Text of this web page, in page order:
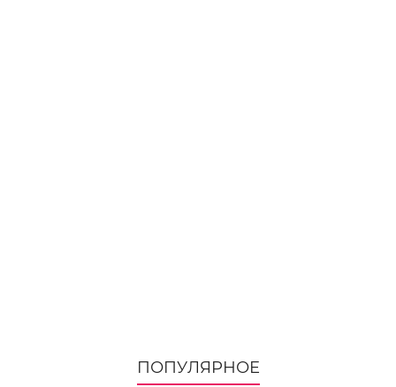
ПОПУЛЯРНОЕ